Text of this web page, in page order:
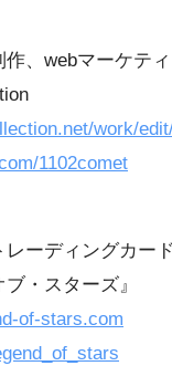
、webマーケテ
work/
1102comet
ーディングカー
・スターズ』
of-stars.com